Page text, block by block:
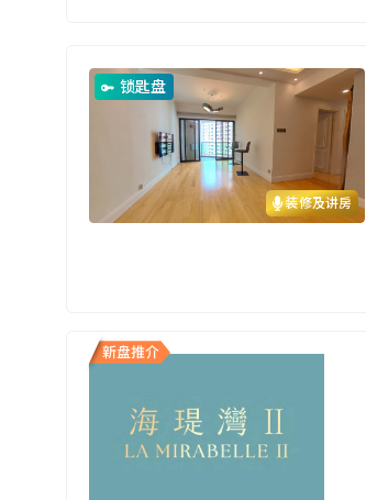
装修及讲房
锁匙盘